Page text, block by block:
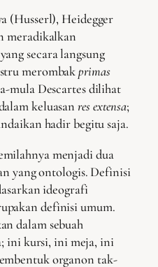
(Husserl), Heidegger
meradikalkan
secara langsung
merombakprimas
mula Descartes dilihat
keluasanres extensa;
hadir begitu saja.
menjadi dua
yang ontologis. Definisi
ideografi
definisi umum.
dalam sebuah
ini kursi, ini meja, ini
organon tak-